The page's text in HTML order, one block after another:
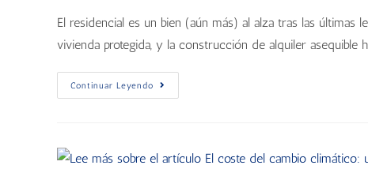
El residencial es un bien (aún más) al alza tras las últimas
vivienda protegida, y la construcción de alquiler asequible
Continuar Leyendo